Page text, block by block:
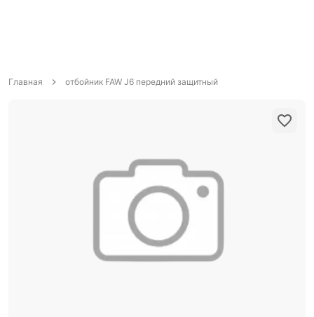
Главная отбойник FAW J6 передний защитный